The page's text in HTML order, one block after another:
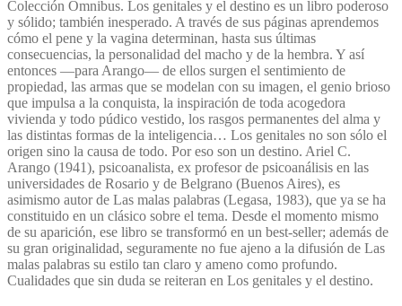
Colección Omnibus. Los genitales y el destino es un libro poderoso
y sólido; también inesperado. A través de sus páginas aprendemos
cómo el pene y la vagina determinan, hasta sus últimas
consecuencias, la personalidad del macho y de la hembra. Y así
entonces —para Arango— de ellos surgen el sentimiento de
propiedad, las armas que se modelan con su imagen, el genio brioso
que impulsa a la conquista, la inspiración de toda acogedora
vivienda y todo púdico vestido, los rasgos permanentes del alma y
las distintas formas de la inteligencia… Los genitales no son sólo el
origen sino la causa de todo. Por eso son un destino. Ariel C.
Arango (1941), psicoanalista, ex profesor de psicoanálisis en las
universidades de Rosario y de Belgrano (Buenos Aires), es
asimismo autor de Las malas palabras (Legasa, 1983), que ya se ha
constituido en un clásico sobre el tema. Desde el momento mismo
de su aparición, ese libro se transformó en un best-seller; además de
su gran originalidad, seguramente no fue ajeno a la difusión de Las
malas palabras su estilo tan claro y ameno como profundo.
Cualidades que sin duda se reiteran en Los genitales y el destino.